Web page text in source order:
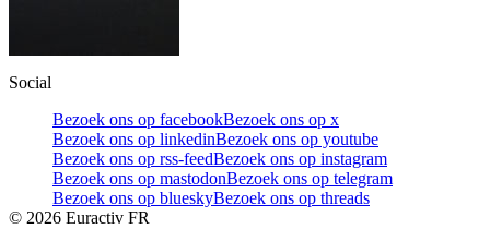
Social
Bezoek ons op facebookBezoek ons op x
Bezoek ons op linkedinBezoek ons op youtube
Bezoek ons op rss-feedBezoek ons op instagram
Bezoek ons op mastodonBezoek ons op telegram
Bezoek ons op blueskyBezoek ons op threads
© 2026 Euractiv FR